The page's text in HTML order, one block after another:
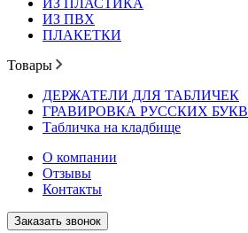
ИЗ ПЛАСТИКА
ИЗ ПВХ
ПЛАКЕТКИ
Товары
ДЕРЖАТЕЛИ ДЛЯ ТАБЛИЧЕК
ГРАВИРОВКА РУССКИХ БУКВ
Табличка на кладбище
О компании
Отзывы
Контакты
Заказать звонок